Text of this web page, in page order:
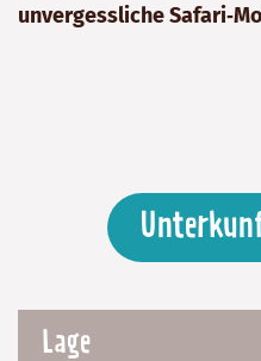
unvergessliche
Lage